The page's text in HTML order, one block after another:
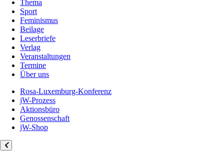
Thema
Sport
Feminismus
Beilage
Leserbriefe
Verlag
Veranstaltungen
Termine
Über uns
Rosa-Luxemburg-Konferenz
jW-Prozess
Aktionsbüro
Genossenschaft
jW-Shop